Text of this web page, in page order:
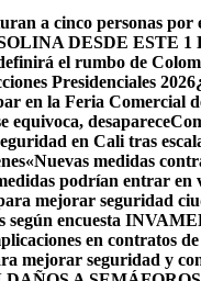
a cinco personas
DESDE ESTE
el rumbo de
Presidenciales 2026
en la Feria Comercial
equivoca, desaparece
en Cali tras
«Nuevas medidas
podrían entrar en
mejorar seguridad
según encuesta
en contratos
mejorar seguridad y